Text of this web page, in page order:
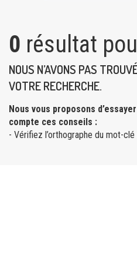
0 résultat
NOUS N’AVONS PAS
VOTRE RECHERCHE.
Nous vous proposons
compte ces conseils :
- Vérifiez l’orthographe du mot-